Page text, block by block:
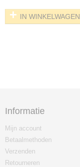
IN WINKELWAGEN
Informatie
Mijn account
Betaalmethoden
Verzenden
Retourneren